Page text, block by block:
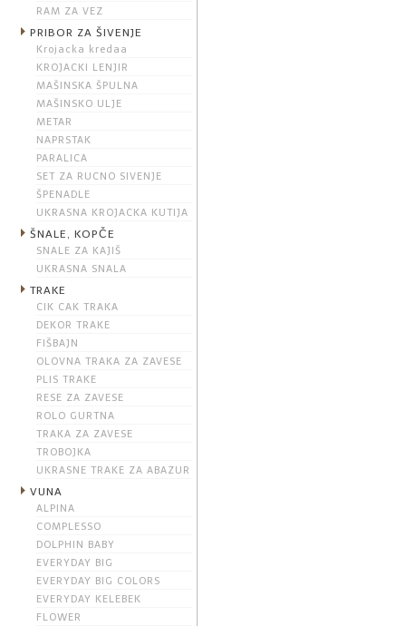
RAM ZA VEZ
PRIBOR ZA ŠIVENJE
Krojacka kredaa
KROJACKI LENJIR
MAŠINSKA ŠPULNA
MAŠINSKO ULJE
METAR
NAPRSTAK
PARALICA
SET ZA RUCNO SIVENJE
ŠPENADLE
UKRASNA KROJACKA KUTIJA
ŠNALE, KOPČE
SNALE ZA KAJIŠ
UKRASNA SNALA
TRAKE
CIK CAK TRAKA
DEKOR TRAKE
FIŠBAJN
OLOVNA TRAKA ZA ZAVESE
PLIS TRAKE
RESE ZA ZAVESE
ROLO GURTNA
TRAKA ZA ZAVESE
TROBOJKA
UKRASNE TRAKE ZA ABAZUR
VUNA
ALPINA
COMPLESSO
DOLPHIN BABY
EVERYDAY BIG
EVERYDAY BIG COLORS
EVERYDAY KELEBEK
FLOWER